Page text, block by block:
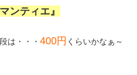
ンティエ』
は・・・ 400円 くらいかなぁ～